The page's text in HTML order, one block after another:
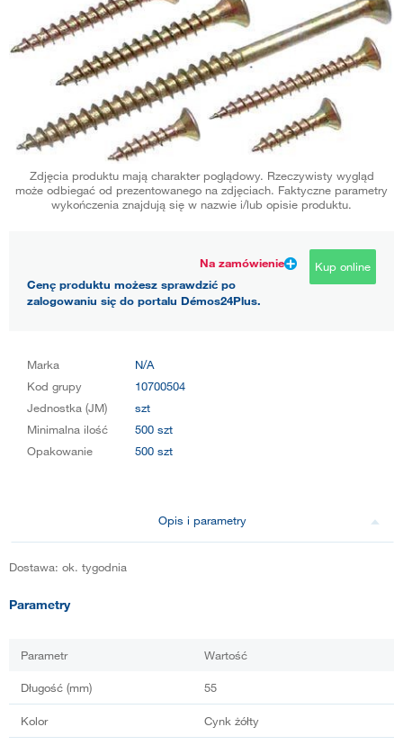
Zdjęcia produktu mają charakter poglądowy. Rzeczywisty wygląd
może odbiegać od prezentowanego na zdjęciach. Faktyczne parametry
wykończenia znajdują się w nazwie i/lub opisie produktu.
Na zamówienie
Cenę produktu możesz sprawdzić po
zalogowaniu się do portalu Démos24Plus.
Kup online
Marka
N/A
Kod grupy
10700504
Jednostka (JM)
szt
Minimalna ilość
500 szt
Opakowanie
500 szt
Opis i parametry
Dostawa: ok. tygodnia
Parametry
Parametr Wartość
Długość (mm) 55
Kolor Cynk żółty